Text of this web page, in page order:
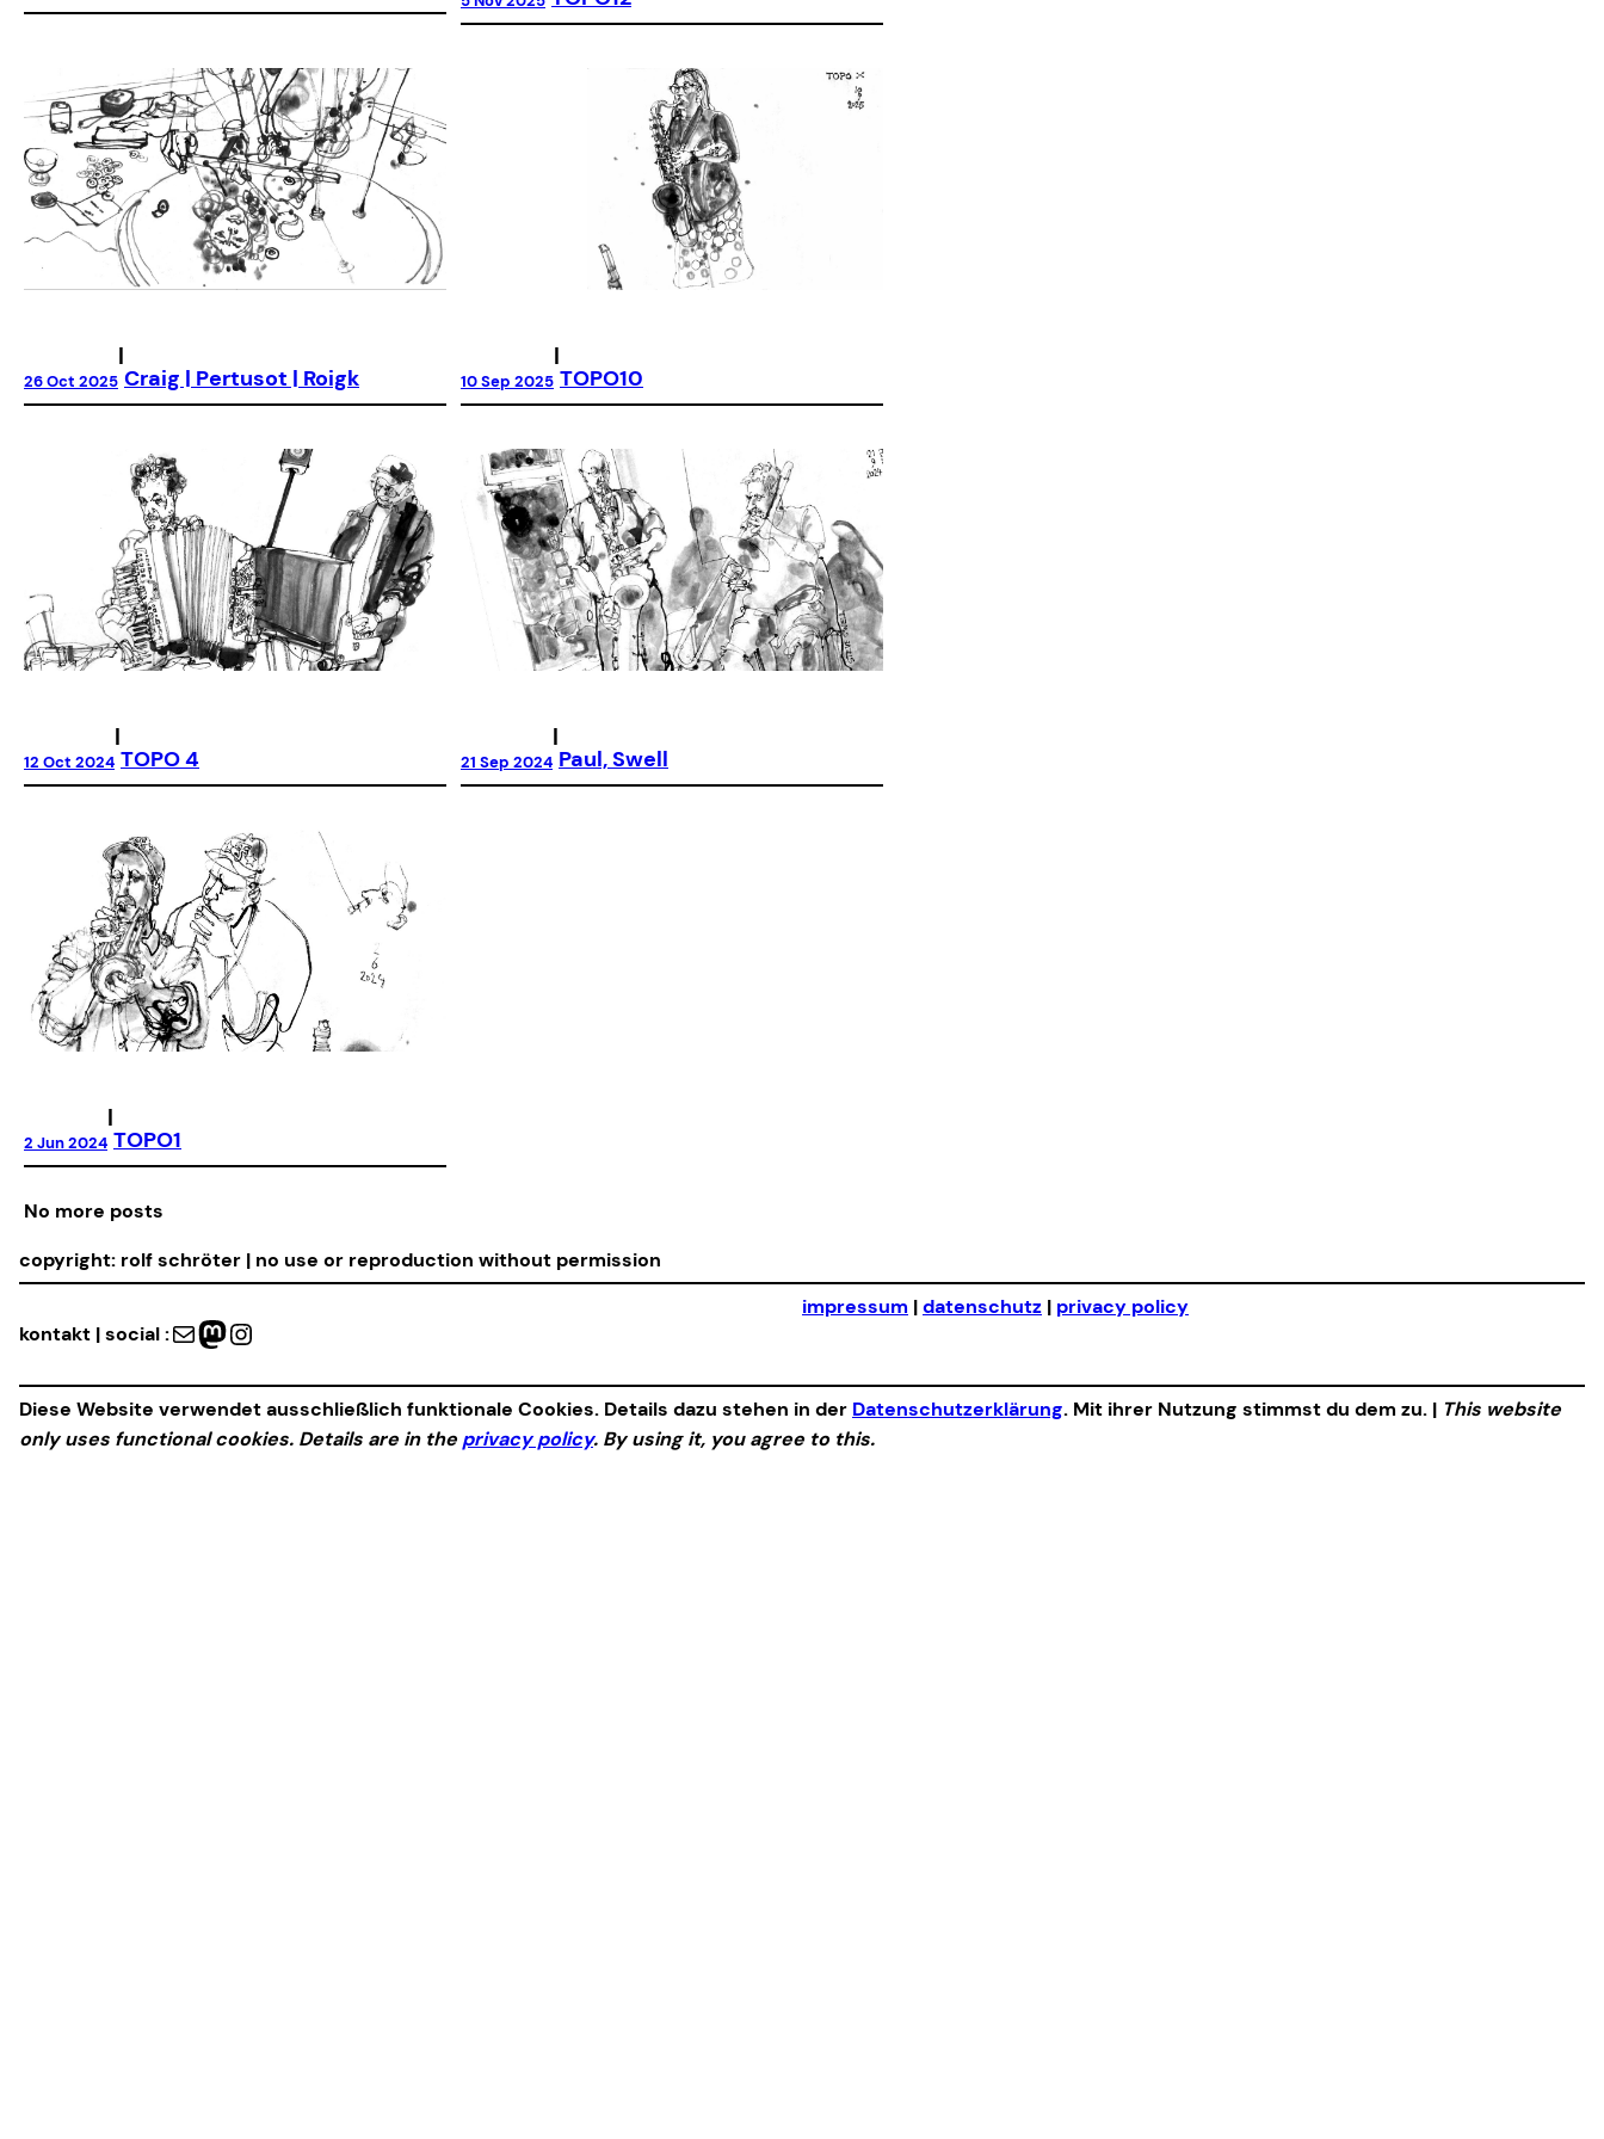
26 Oct 2025
|
Craig | Pertusot | Roigk 10 Sep 2025
|
TOPO10
12 Oct 2024
|
TOPO 4 21 Sep 2024
|
Paul, Swell
2 Jun 2024
|
TOPO1
No more posts
copyright: rolf schröter | no use or reproduction without permission
kontakt | social :Mail Mastodon Instagram
impressum |datenschutz | privacy policy
Diese Website verwendet ausschließlich funktionale Cookies. Details dazu stehen in der Datenschutzerklärung. Mit ihrer Nutzung stimmst du dem zu. | This website
only uses functional cookies. Details are in the privacy policy. By using it, you agree to this.